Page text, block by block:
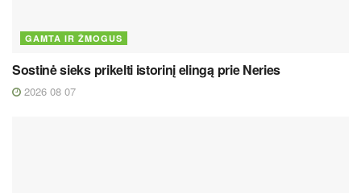
GAMTA IR ŽMOGUS
Sostinė sieks prikelti istorinį elingą prie Neries
2026 08 07